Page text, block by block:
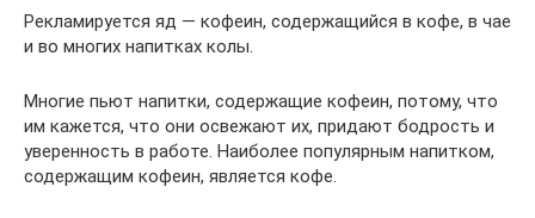
Рекламируется яд — кофеин, содержащийся в кофе, в чае
и во многих напитках колы.
Многие пьют напитки, содержащие кофеин, потому, что
им кажется, что они освежают их, придают бодрость и
уверенность в работе. Наиболее популярным напитком,
содержащим кофеин, является кофе.